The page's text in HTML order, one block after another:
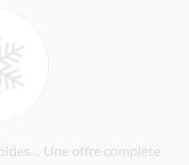
Une offre complète